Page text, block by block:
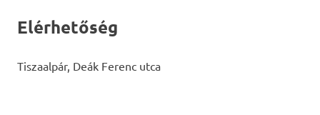
Elérhetőség
Tiszaalpár, Deák Ferenc utca